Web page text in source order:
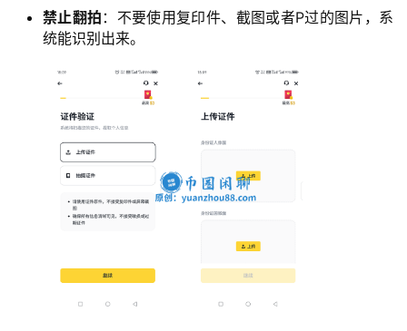
禁止翻拍 ：不要使用复印件、截图或者P过的图片，系
统能识别出来。